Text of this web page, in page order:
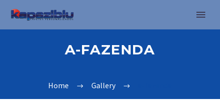
A-FAZENDA
Home Gallery